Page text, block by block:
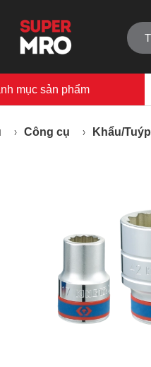
mục sản phẩm
Công cụ Khẩu/Tuýp